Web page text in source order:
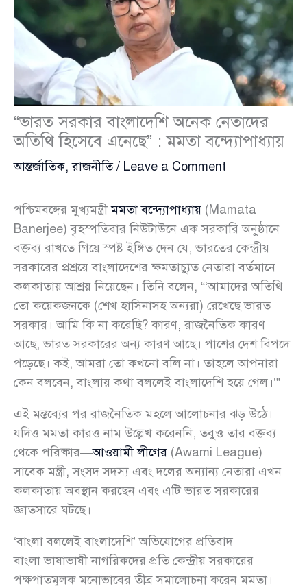
“ভারত সরকার বাংলাদেশি অনেক নেতাদের
অতিথি হিসেবে এনেছে” : মমতা বন্দ্যোপাধ্যায়
আন্তর্জাতিক,রাজনীতি/ Leave a Comment
পশ্চিমবঙ্গের মুখ্যমন্ত্রীমমতা বন্দ্যোপাধ্যায় (Mamata
Banerjee) বৃহস্পতিবার নিউটাউনে এক সরকারি অনুষ্ঠানে
বক্তব্য রাখতে গিয়ে স্পষ্ট ইঙ্গিত দেন যে, ভারতের কেন্দ্রীয়
সরকারের প্রশ্রয়ে বাংলাদেশের ক্ষমতাচ্যুত নেতারা বর্তমানে
কলকাতায় আশ্রয় নিয়েছেন। তিনি বলেন, “‘আমাদের অতিথি
তো কয়েকজনকে (শেখ হাসিনাসহ অন্যরা) রেখেছে ভারত
সরকার। আমি কি না করেছি? কারণ, রাজনৈতিক কারণ
আছে, ভারত সরকারের অন্য কারণ আছে। পাশের দেশ বিপদে
পড়েছে। কই, আমরা তো কখনো বলি না। তাহলে আপনারা
কেন বলবেন, বাংলায় কথা বললেই বাংলাদেশি হয়ে গেল।’”
এই মন্তব্যের পর রাজনৈতিক মহলে আলোচনার ঝড় উঠে।
যদিও মমতা কারও নাম উল্লেখ করেননি, তবুও তার বক্তব্য
থেকে পরিষ্কার—আওয়ামী লীগের (Awami League)
সাবেক মন্ত্রী, সংসদ সদস্য এবং দলের অন্যান্য নেতারা এখন
কলকাতায় অবস্থান করছেন এবং এটি ভারত সরকারের
জ্ঞাতসারে ঘটছে।
‘বাংলা বললেই বাংলাদেশি’ অভিযোগের প্রতিবাদ
বাংলা ভাষাভাষী নাগরিকদের প্রতি কেন্দ্রীয় সরকারের
পক্ষপাতমূলক মনোভাবের তীব্র সমালোচনা করেন মমতা।